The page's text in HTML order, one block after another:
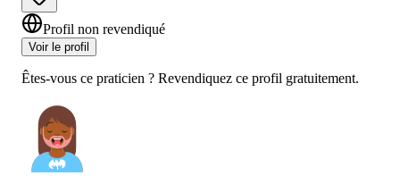
Profil non revendiqué
Voir le profil
Êtes-vous ce praticien ? Revendiquez ce profil gratuitement.